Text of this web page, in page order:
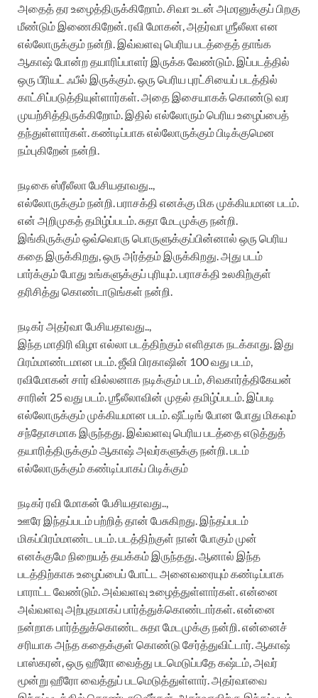
அதைத் தர உழைத்திருக்கிறோம். சிவா உடன் அமரனுக்குப் பிறகு
மீண்டும் இணைகிறேன். ரவி மோகன், அதர்வா ஶ்ரீலீலா என
எல்லோருக்கும் நன்றி. இவ்வளவு பெரிய படத்தைத் தாங்க
ஆகாஷ் போன்ற தயாரிப்பாளர் இருக்க வேண்டும். இப்படத்தில்
ஒரு பீரியட் ஃபீல் இருக்கும். ஒரு பெரிய புரட்சியைப் படத்தில்
காட்சிப்படுத்தியுள்ளார்கள். அதை இசையாகக் கொண்டு வர
முயற்சித்திருக்கிறோம். இதில் எல்லோரும் பெரிய உழைப்பைத்
தந்துள்ளார்கள். கண்டிப்பாக எல்லோருக்கும் பிடிக்குமென
நம்புகிறேன் நன்றி.
நடிகை ஸ்ரீலீலா பேசியதாவது..,
எல்லோருக்கும் நன்றி. பராசக்தி எனக்கு மிக முக்கியமான படம்.
என் அறிமுகத் தமிழ்ப்படம். சுதா மேடமுக்கு நன்றி.
இங்கிருக்கும் ஒவ்வொரு பொருளுக்குப்பின்னால் ஒரு பெரிய
கதை இருக்கிறது, ஒரு அர்த்தம் இருக்கிறது. அது படம்
பார்க்கும் போது உங்களுக்குப் புரியும். பராசக்தி உலகிற்குள்
தரிசித்து கொண்டாடுங்கள் நன்றி.
நடிகர் அதர்வா பேசியதாவது..,
இந்த மாதிரி விழா எல்லா படத்திற்கும் எளிதாக நடக்காது. இது
பிரம்மாண்டமான படம். ஜீவி பிரகாஷின் 100 வது படம்,
ரவிமோகன் சார் வில்லனாக நடிக்கும் படம், சிவகார்த்திகேயன்
சாரின் 25 வது படம். ஶ்ரீலீலாவின் முதல் தமிழ்ப்படம். இப்படி
எல்லோருக்கும் முக்கியமான படம். ஷீட்டிங் போன போது மிகவும்
சந்தோசமாக இருந்தது. இவ்வளவு பெரிய படத்தை எடுத்துத்
தயாரித்திருக்கும் ஆகாஷ் அவர்களுக்கு நன்றி. படம்
எல்லோருக்கும் கண்டிப்பாகப் பிடிக்கும்
நடிகர் ரவி மோகன் பேசியதாவது..,
ஊரே இந்தப்படம் பற்றித் தான் பேசுகிறது. இந்தப்படம்
மிகப்பிரம்மாண்ட படம். படத்திற்குள் நான் போகும் முன்
எனக்குமே நிறையத் தயக்கம் இருந்தது. ஆனால் இந்த
படத்திற்காக உழைப்பைப் போட்ட அனைவரையும் கண்டிப்பாக
பாராட்ட வேண்டும். அவ்வளவு உழைத்துள்ளார்கள். என்னை
அவ்வளவு அற்புதமாகப் பார்த்துக்கொண்டார்கள். என்னை
நன்றாக பார்த்துக்கொண்ட சுதா மேடமுக்கு நன்றி. என்னைச்
சரியாக அந்த கதைக்குள் கொண்டு சேர்த்துவிட்டார். ஆகாஷ்
பாஸ்கரன், ஒரு ஹீரோ வைத்து படமெடுப்பதே கஷ்டம், அவர்
மூன்று ஹீரோ வைத்துப் படமெடுத்துள்ளார். அதர்வாவை